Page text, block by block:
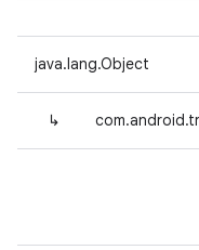
java.lang.Object
↳